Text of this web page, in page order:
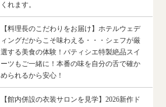
くれます。
【料理長のこだわりをお届け】ホテルウェデ
ィングだからこそ味わえる・・・シェフが厳
選する美食の体験！パティシエ特製絶品スイ
ーツもご一緒に！本番の味を自分の舌で確か
められるから安心！
【館内併設の衣装サロンを見学】2026新作ド